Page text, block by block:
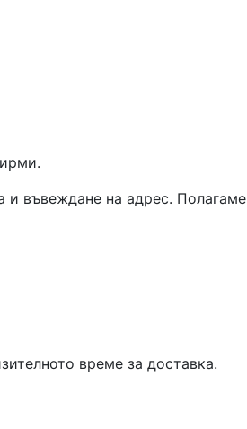
и въвеждане на адрес. Полагаме
време за доставка.